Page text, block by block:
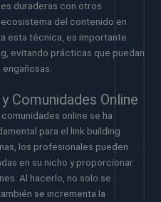
duraderas con otros
del contenido en
esta técnica, es importante
evitando prácticas que puedan
Comunidades Online
online se ha
para el link building
los profesionales pueden
en su nicho y proporcionar
Al hacerlo, no solo se
se incrementa la